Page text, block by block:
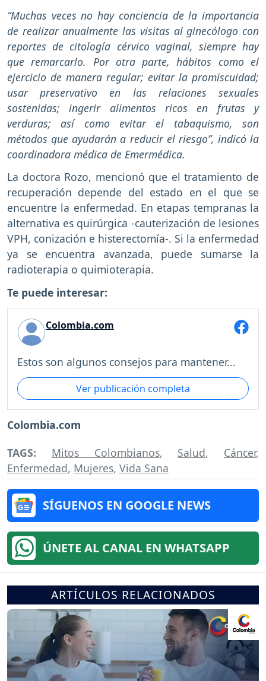
“Muchas veces no hay conciencia de la importancia
de realizar anualmente las visitas al ginecólogo con
reportes de citología cérvico vaginal, siempre hay
que remarcarlo. Por otra parte, hábitos como el
ejercicio de manera regular; evitar la promiscuidad;
usar preservativo en las relaciones sexuales
sostenidas; ingerir alimentos ricos en frutas y
verduras; así como evitar el tabaquismo, son
métodos que ayudarán a reducir el riesgo”, indicó la
coordinadora médica de Emermédica.
La doctora Rozo, mencionó que el tratamiento de
recuperación depende del estado en el que se
encuentre la enfermedad. En etapas tempranas la
alternativa es quirúrgica -cauterización de lesiones
VPH, conización e histerectomía-. Si la enfermedad
ya se encuentra avanzada, puede sumarse la
radioterapia o quimioterapia.
Te puede interesar:
Colombia.com
Estos son algunos consejos para mantener...
Ver publicación completa
Colombia.com
TAGS: Mitos Colombianos, Salud, Cáncer,
Enfermedad, Mujeres, Vida Sana
SÍGUENOS EN GOOGLE NEWS
ÚNETE AL CANAL EN WHATSAPP
ARTÍCULOS RELACIONADOS